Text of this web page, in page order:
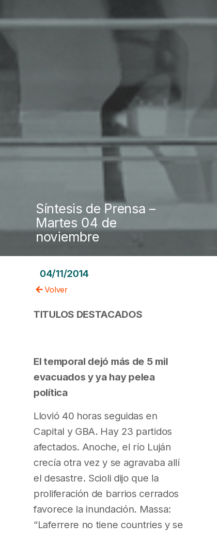
Síntesis de Prensa –
Martes 04 de
noviembre
04/11/2014
Volver
TITULOS DESTACADOS
El temporal dejó más de 5 mil
evacuados y ya hay pelea
política
Llovió 40 horas seguidas en
Capital y GBA. Hay 23 partidos
afectados. Anoche, el río Luján
crecía otra vez y se agravaba allí
el desastre. Scioli dijo que la
proliferación de barrios cerrados
favorece la inundación. Massa:
“Laferrere no tiene countries y se